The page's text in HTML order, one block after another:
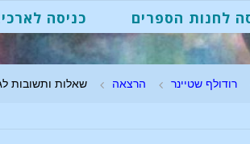
לחנות הספרים כניסה
רודולף שטיינר הרצאה שאלות ותשובות